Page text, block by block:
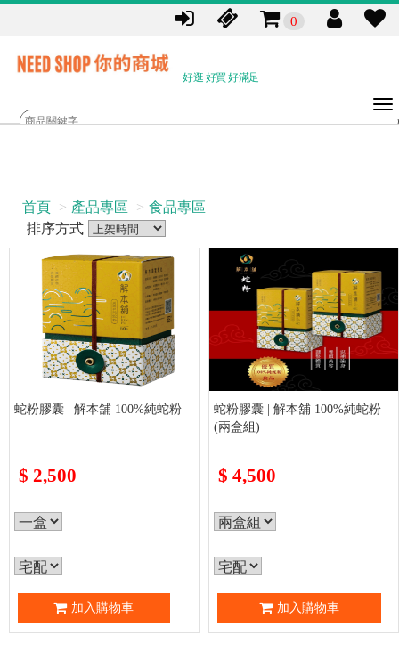
0
好逛 好買 好滿足
首頁 產品專區
食品專區
排序方式
蛇粉膠囊 | 解本舖 100%純蛇粉
$ 2,500
加入購物車
蛇粉膠囊 | 解本舖 100%純蛇粉
(兩盒組)
$ 4,500
加入購物車